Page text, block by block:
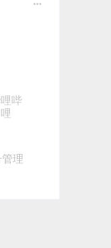
哔
哩
理